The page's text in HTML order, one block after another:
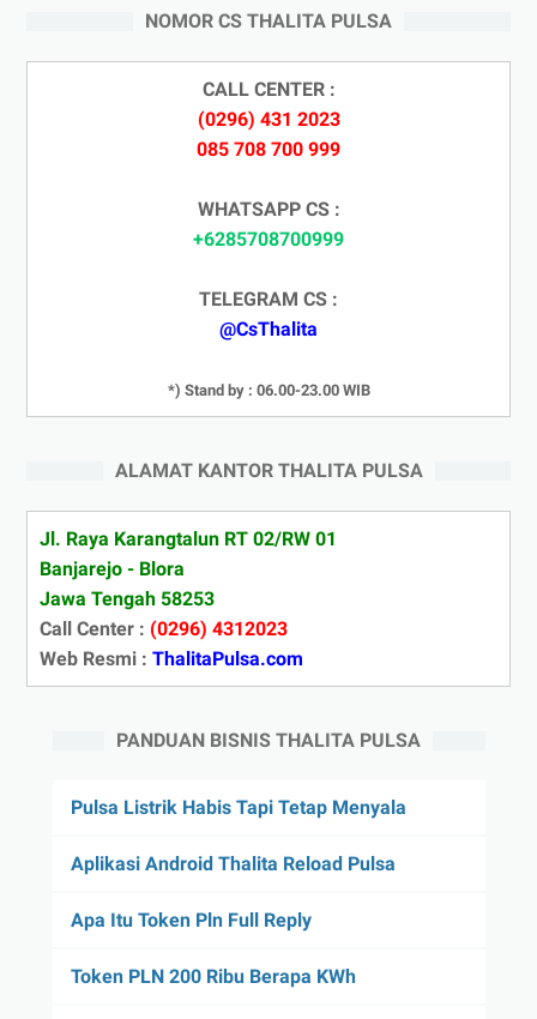
NOMOR CS THALITA PULSA
CALL CENTER :
(0296) 431 2023
085 708 700 999
WHATSAPP CS :
+6285708700999
TELEGRAM CS :
@CsThalita
*) Stand by : 06.00-23.00 WIB
ALAMAT KANTOR THALITA PULSA
Jl. Raya Karangtalun RT 02/RW 01
Banjarejo - Blora
Jawa Tengah 58253
Call Center : (0296) 4312023
Web Resmi : ThalitaPulsa.com
PANDUAN BISNIS THALITA PULSA
Pulsa Listrik Habis Tapi Tetap Menyala
Aplikasi Android Thalita Reload Pulsa
Apa Itu Token Pln Full Reply
Token PLN 200 Ribu Berapa KWh